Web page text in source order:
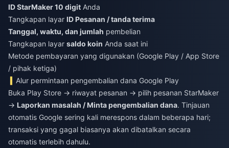
ID StarMaker 10 digit Anda
Tangkapan layar ID Pesanan / tanda terima
Tanggal, waktu, dan jumlah pembelian
Tangkapan layar saldo koin Anda saat ini
Metode pembayaran yang digunakan (Google Play / App Store
/ pihak ketiga)
Alur permintaan pengembalian dana Google Play
Buka Play Store → riwayat pesanan → pilih pesanan StarMaker
→ Laporkan masalah / Minta pengembalian dana. Tinjauan
otomatis Google sering kali merespons dalam beberapa hari;
transaksi yang gagal biasanya akan dibatalkan secara
otomatis terlebih dahulu.